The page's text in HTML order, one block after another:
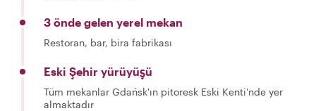
3 önde gelen yerel mekan
Restoran, bar, bira fabrikası
Eski Şehir yürüyüşü
Tüm mekanlar Gdańsk'ın pitoresk Eski Kenti'nde yer
almaktadır